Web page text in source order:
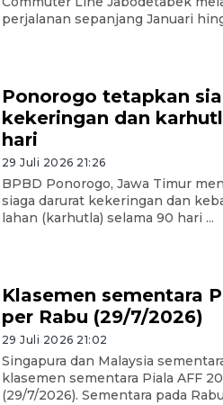
perjalanan sepanjang Januari
Ponorogo tetapkan
kekeringan dan
hari
29 Juli 2026 21:26
BPBD Ponorogo, Jawa Timur
siaga darurat kekeringan dan
lahan (karhutla) selama 90 hari ...
Klasemen sementara
per Rabu (29/7/2026)
29 Juli 2026 21:02
Singapura dan Malaysia
klasemen sementara Piala AFF
(29/7/2026). Sementara pada